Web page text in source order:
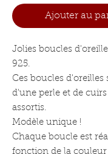
Ajouter au
Jolies boucles
925.
Ces boucles d'oreilles
d'une perle et de
assortis.
Modèle unique !
Chaque boucle est
fonction de la couleur